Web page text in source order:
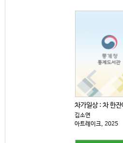
김소연
아트레이크, 2025